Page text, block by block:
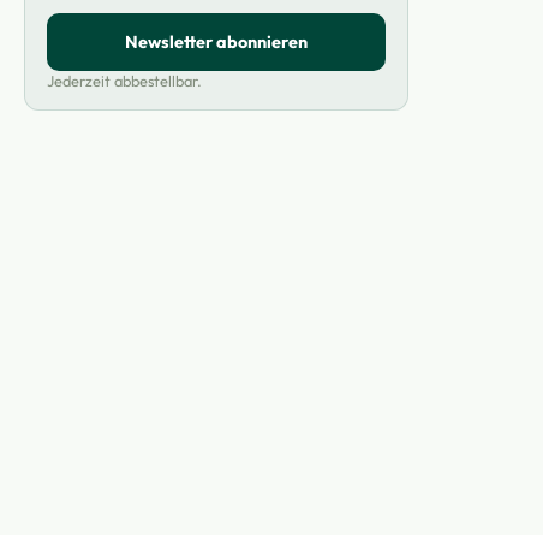
Newsletter abonnieren
Jederzeit abbestellbar.